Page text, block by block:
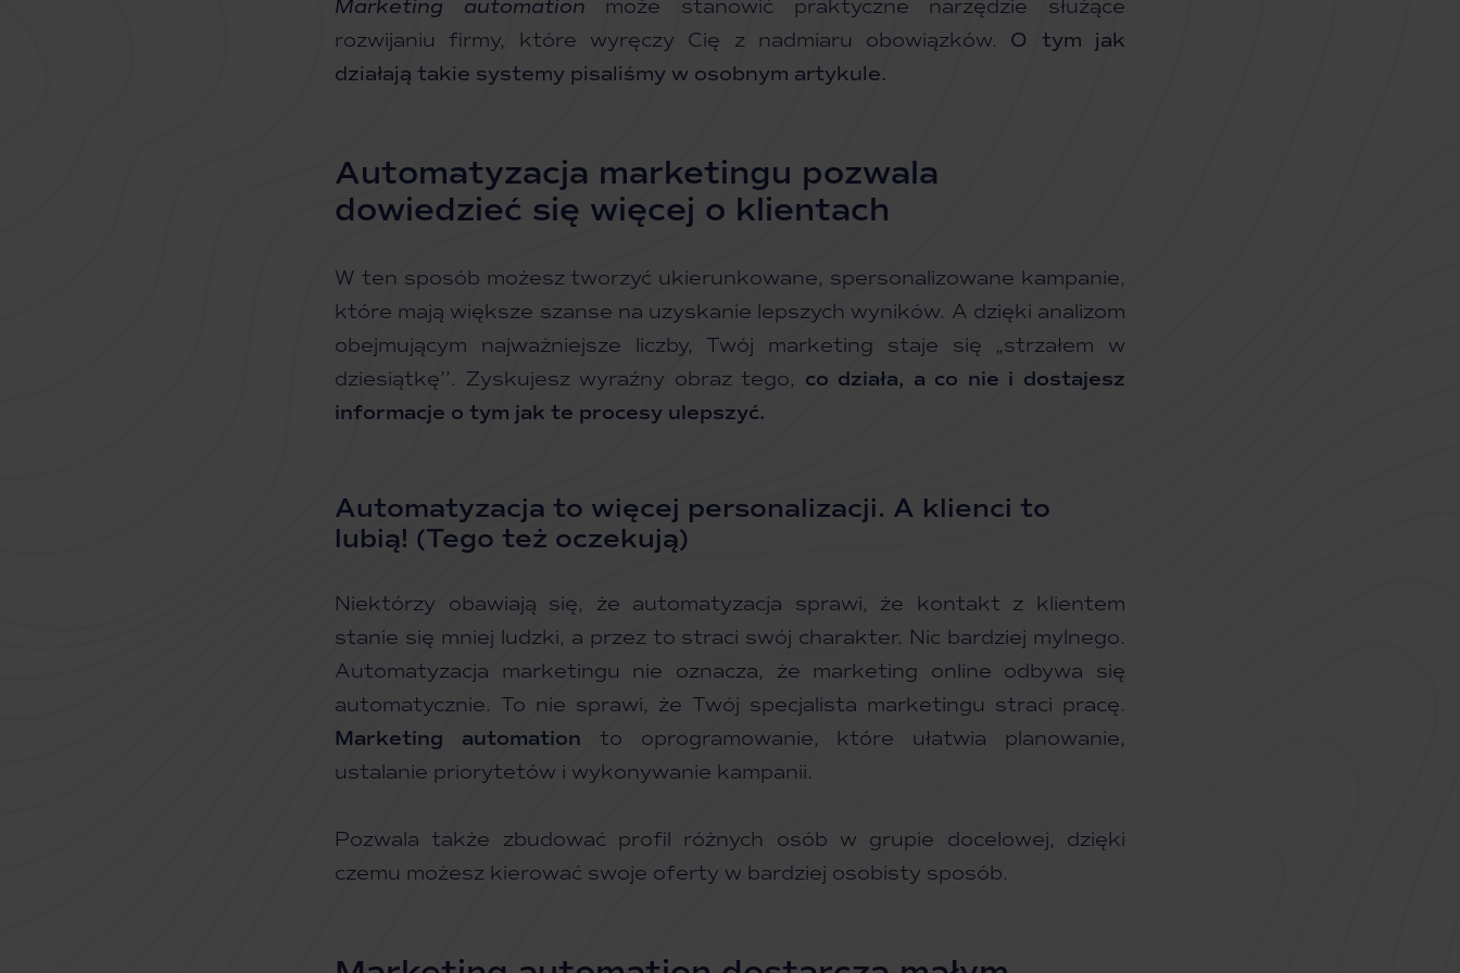
Marketing automation może stanowić praktyczne narzędzie służące
rozwijaniu firmy, które wyręczy Cię z nadmiaru obowiązków. O tym jak
działają takie systemy pisaliśmy w osobnym artykule.
Automatyzacja marketingu pozwala
dowiedzieć się więcej o klientach
W ten sposób możesz tworzyć ukierunkowane, spersonalizowane kampanie,
które mają większe szanse na uzyskanie lepszych wyników. A dzięki analizom
obejmującym najważniejsze liczby, Twój marketing staje się „strzałem w
dziesiątkę’’. Zyskujesz wyraźny obraz tego, co działa, a co nie i dostajesz
informacje o tym jak te procesy ulepszyć.
Automatyzacja to więcej personalizacji. A klienci to
lubią! (Tego też oczekują)
Niektórzy obawiają się, że automatyzacja sprawi, że kontakt z klientem
stanie się mniej ludzki, a przez to straci swój charakter. Nic bardziej mylnego.
Automatyzacja marketingu nie oznacza, że ​​marketing online odbywa się
automatycznie. To nie sprawi, że Twój specjalista marketingu straci pracę.
Marketing automation to oprogramowanie, które ułatwia planowanie,
ustalanie priorytetów i wykonywanie kampanii.
Pozwala także zbudować profil różnych osób w grupie docelowej, dzięki
czemu możesz kierować swoje oferty w bardziej osobisty sposób.